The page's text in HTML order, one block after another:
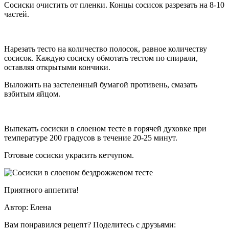
Сосиски очистить от пленки. Концы сосисок разрезать на 8-10
частей.
Нарезать тесто на количество полосок, равное количеству
сосисок. Каждую сосиску обмотать тестом по спирали,
оставляя открытыми кончики.
Выложить на застеленный бумагой противень, смазать
взбитым яйцом.
Выпекать сосиски в слоеном тесте в горячей духовке при
температуре 200 градусов в течение 20-25 минут.
Готовые сосиски украсить кетчупом.
Приятного аппетита!
Автор: Елена
Вам понравился рецепт? Поделитесь с друзьями: